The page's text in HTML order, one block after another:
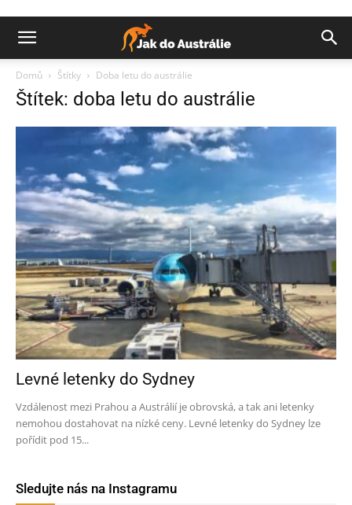
Domů Štítky Doba letu do austrálie
Štítek: doba letu do austrálie
Levné letenky do Sydney
Vzdálenost mezi Prahou a Austrálií je obrovská, a tak ani letenky
nemohou dostahovat na nízké ceny. Levné letenky do Sydney lze
pořídit pod 15...
Sledujte nás na Instagramu